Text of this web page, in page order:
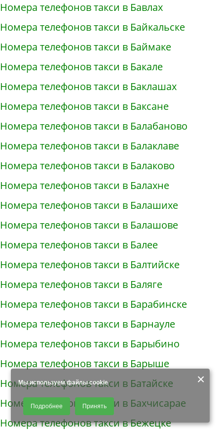
×
Мы используем файлы cookie
Продолжая использовать наш сайт, Вы даете согласие на обработку
файлов - COOKIES, пользовательских данных (файлы-cookies, IP-адрес,
данные об идентификаторе браузера, дата и время осуществления
доступа к сайту, история поисковых запросов) для сбора аналитической и
Подробнее Принять
Номера телефонов такси в Бавлах
Номера телефонов такси в Байкальске
Номера телефонов такси в Баймаке
Номера телефонов такси в Бакале
Номера телефонов такси в Баклашах
Номера телефонов такси в Баксане
Номера телефонов такси в Балабаново
Номера телефонов такси в Балаклаве
Номера телефонов такси в Балаково
Номера телефонов такси в Балахне
Номера телефонов такси в Балашихе
Номера телефонов такси в Балашове
Номера телефонов такси в Балее
Номера телефонов такси в Балтийске
Номера телефонов такси в Баляге
Номера телефонов такси в Барабинске
Номера телефонов такси в Барнауле
Номера телефонов такси в Барыбино
Номера телефонов такси в Барыше
Номера телефонов такси в Батайске
Номера телефонов такси в Бахчисарае
Номера телефонов такси в Бежецке